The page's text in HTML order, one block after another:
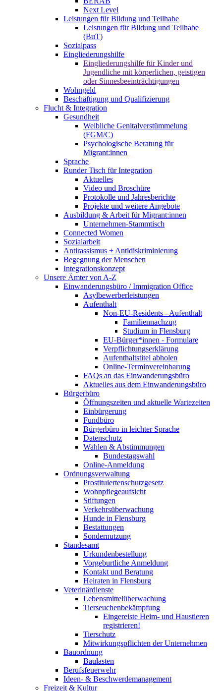
Next Level
Leistungen für Bildung und Teilhabe
Leistungen für Bildung und Teilhabe
(BuT)
Sozialpass
Eingliederungshilfe
Eingliederungshilfe für Kinder und
Jugendliche mit körperlichen, geistigen
oder Sinnesbeeinträchtigungen
Wohngeld
Beschäftigung und Qualifizierung
Flucht & Integration
Gesundheit
Weibliche Genitalverstümmelung
(FGM/C)
Psychologische Beratung für
Migrant:innen
Sprache
Runder Tisch für Integration
Aktuelles
Video und Broschüre
Protokolle und Jahresberichte
Projekte und weitere Angebote
Ausbildung & Arbeit für Migrant:innen
Unternehmen-Stammtisch
Connected Women
Sozialarbeit
Antirassismus + Antidiskriminierung
Begegnung der Menschen
Integrationskonzept
Unsere Ämter von A-Z
Einwanderungsbüro / Immigration Office
Asylbewerberleistungen
Aufenthalt
Non-EU-Residents - Aufenthalt
Familiennachzug
Studium in Flensburg
EU-Bürger*innen - Formulare
Verpflichtungserklärung
Aufenthaltstitel abholen
Online-Terminvereinbarung
FAQs an das Einwanderungsbüro
Aktuelles aus dem Einwanderungsbüro
Bürgerbüro
Öffnungszeiten und aktuelle Wartezeiten
Einbürgerung
Fundbüro
Bürgerbüro in leichter Sprache
Datenschutz
Wahlen & Abstimmungen
Bundestagswahl
Online-Anmeldung
Ordnungsverwaltung
Prostituiertenschutzgesetz
Wohnpflegeaufsicht
Stiftungen
Verkehrsüberwachung
Hunde in Flensburg
Bestattungen
Sondernutzung
Standesamt
Urkundenbestellung
Vorgeburtliche Anmeldung
Kontakt und Beratung
Heiraten in Flensburg
Veterinärdienste
Lebensmittelüberwachung
Tierseuchenbekämpfung
Eingereiste Heim- und Haustieren
registrieren!
Tierschutz
Mitwirkungspflichten der Unternehmen
Bauordnung
Baulasten
Berufsfeuerwehr
Ideen- & Beschwerdemanagement
Freizeit & Kultur